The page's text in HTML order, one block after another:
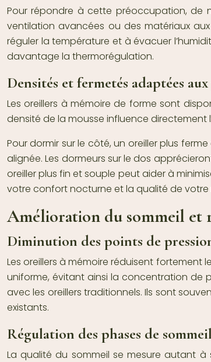
Pour répondre à cette préoccupation, de
ventilation avancées ou des matériaux aux
réguler la température et à évacuer
davantage la thermorégulation.
Densités et fermetés adaptées
Les oreillers à mémoire de forme sont
densité de la mousse influence
Pour dormir sur le côté, un oreiller plus
alignée. Les dormeurs sur le dos
oreiller plus fin et souple peut aider à
votre confort nocturne et la qualité de votre
Amélioration du sommeil et
Diminution des points de
Les oreillers à mémoire réduisent fortement
uniforme, évitant ainsi la concentration de
avec les oreillers traditionnels. Ils sont
existants.
Régulation des phases de
La qualité du sommeil se mesure autant